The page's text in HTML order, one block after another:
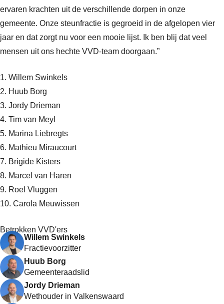
ervaren krachten uit de verschillende dorpen in onze
gemeente. Onze steunfractie is gegroeid in de afgelopen vier
jaar en dat zorgt nu voor een mooie lijst. Ik ben blij dat veel
mensen uit ons hechte VVD-team doorgaan.”
1. Willem Swinkels
2. Huub Borg
3. Jordy Drieman
4. Tim van Meyl
5. Marina Liebregts
6. Mathieu Miraucourt
7. Brigide Kisters
8. Marcel van Haren
9. Roel Vluggen
10. Carola Meuwissen
Betrokken VVD'ers
Willem Swinkels
Fractievoorzitter
Huub Borg
Gemeenteraadslid
Jordy Drieman
Wethouder in Valkenswaard